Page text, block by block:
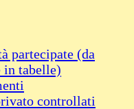
partecipate (da
in tabelle)
controllati